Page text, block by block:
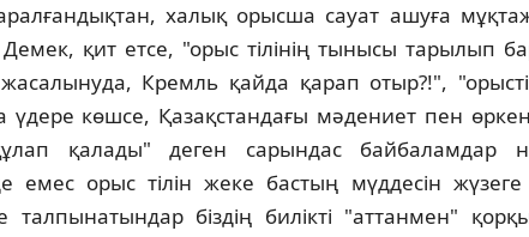
халық орысша сауат ашуға
қит етсе, "орыс тiлiнiң тынысы тарылып
Кремль қайда қарап отыр?!",
үдере көшсе, Қазақстандағы мәдениет пен
қалады" деген сарындас байбаламдар
емес орыс тiлiн жеке бастың мүддесiн жүзеге
талпынатындар бiздiң билiктi "аттанмен"